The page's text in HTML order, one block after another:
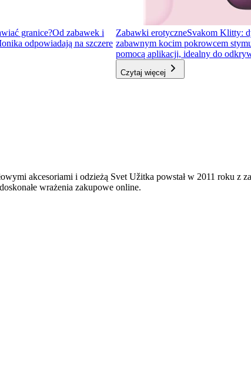
granice?Od zabawek i
odpowiadają na szczere
Zabawki erotyczneSvakom Klitty:
zabawnym kocim pokrowcem
pomocą aplikacji, idealny do
Czytaj więcej
akcesoriami i odzieżą Svet Užitka powstał w 2011 roku z
wrażenia zakupowe online.